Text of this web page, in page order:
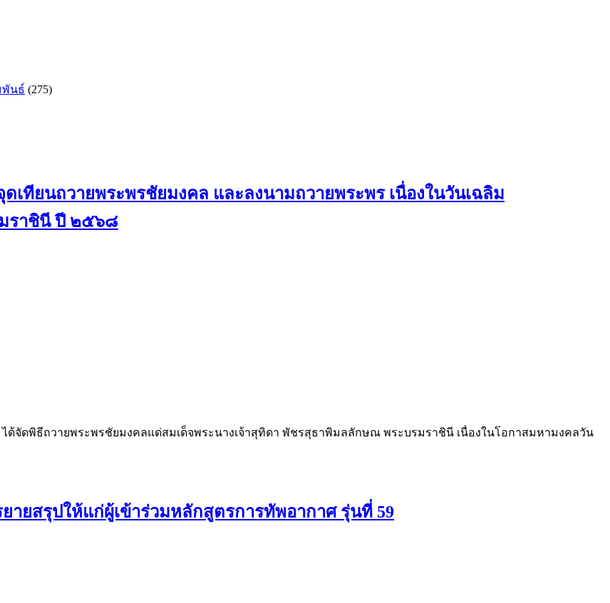
พันธ์ (275)
เทียนถวายพระพรชัยมงคล และลงนามถวายพระพร เนื่องในวันเฉลิม
มราชินี ปี ๒๕๖๘
จัดพิธีถวายพระพรชัยมงคลแด่สมเด็จพระนางเจ้าสุทิดา พัชรสุธาพิมลลักษณ พระบรมราชินี เนื่องในโอกาสมหามงคลวัน
ายสรุปให้แก่ผู้เข้าร่วมหลักสูตรการทัพอากาศ รุ่นที่ 59